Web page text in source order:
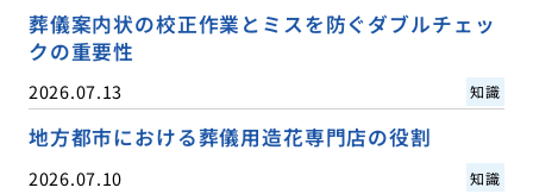
葬儀案内状の校正作業とミスを防ぐダブルチェッ
クの重要性
2026.07.13 知識
地方都市における葬儀用造花専門店の役割
2026.07.10 知識